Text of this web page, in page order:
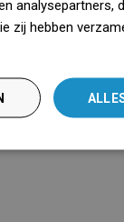
het
het
analysepartners,
zij hebben